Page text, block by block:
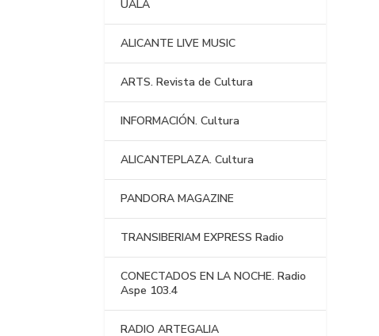
UALA
ALICANTE LIVE MUSIC
ARTS. Revista de Cultura
INFORMACIÓN. Cultura
ALICANTEPLAZA. Cultura
PANDORA MAGAZINE
TRANSIBERIAM EXPRESS Radio
CONECTADOS EN LA NOCHE. Radio
Aspe 103.4
RADIO ARTEGALIA